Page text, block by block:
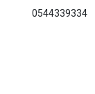
0544339334